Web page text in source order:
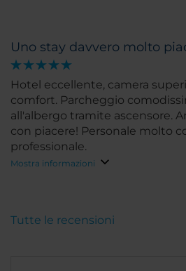
Uno stay davvero molto
Hotel eccellente, camera
comfort. Parcheggio
all'albergo tramite ascensore.
con piacere! Personale molto
professionale.
Mostra informazioni
Tutte le recensioni